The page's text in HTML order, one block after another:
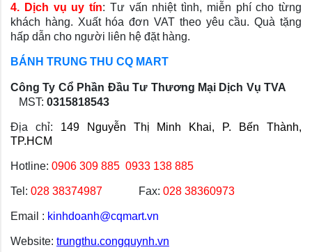
4. Dịch vụ uy tín: Tư vấn nhiệt tình, miễn phí cho từng
khách hàng. Xuất hóa đơn VAT theo yêu cầu. Quà tặng
hấp dẫn cho người liên hệ đặt hàng.
BÁNH TRUNG THU CQ MART
Công Ty Cổ Phần Đầu Tư Thương Mại Dịch Vụ TVA
MST: 0315818543
Địa chỉ:
149 Nguyễn Thị Minh Khai, P. Bến Thành,
TP.HCM
Hotline: 0906 309 885 0933 138 885
Tel: 028 38374987 Fax: 028 38360973
Email : kinhdoanh@cqmart.vn
Website: trungthu.congquynh.vn